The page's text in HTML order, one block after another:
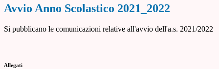
Avvio Anno Scolastico 2021_2022
Si pubblicano le comunicazioni relative all'avvio dell'a.s. 2021/2022
Allegati